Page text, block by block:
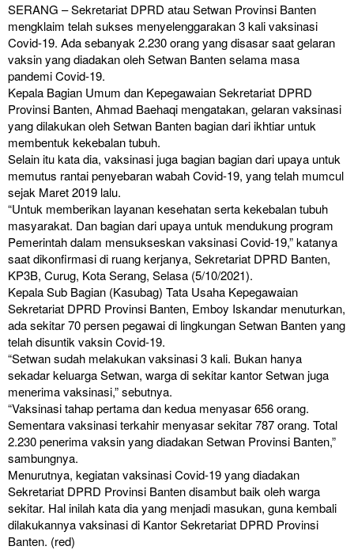
SERANG – Sekretariat DPRD atau Setwan Provinsi Banten
mengklaim telah sukses menyelenggarakan 3 kali vaksinasi
Covid-19. Ada sebanyak 2.230 orang yang disasar saat gelaran
vaksin yang diadakan oleh Setwan Banten selama masa
pandemi Covid-19.
Kepala Bagian Umum dan Kepegawaian Sekretariat DPRD
Provinsi Banten, Ahmad Baehaqi mengatakan, gelaran vaksinasi
yang dilakukan oleh Setwan Banten bagian dari ikhtiar untuk
membentuk kekebalan tubuh.
Selain itu kata dia, vaksinasi juga bagian bagian dari upaya untuk
memutus rantai penyebaran wabah Covid-19, yang telah mumcul
sejak Maret 2019 lalu.
“Untuk memberikan layanan kesehatan serta kekebalan tubuh
masyarakat. Dan bagian dari upaya untuk mendukung program
Pemerintah dalam mensukseskan vaksinasi Covid-19,” katanya
saat dikonfirmasi di ruang kerjanya, Sekretariat DPRD Banten,
KP3B, Curug, Kota Serang, Selasa (5/10/2021).
Kepala Sub Bagian (Kasubag) Tata Usaha Kepegawaian
Sekretariat DPRD Provinsi Banten, Emboy Iskandar menuturkan,
ada sekitar 70 persen pegawai di lingkungan Setwan Banten yang
telah disuntik vaksin Covid-19.
“Setwan sudah melakukan vaksinasi 3 kali. Bukan hanya
sekadar keluarga Setwan, warga di sekitar kantor Setwan juga
menerima vaksinasi,” sebutnya.
“Vaksinasi tahap pertama dan kedua menyasar 656 orang.
Sementara vaksinasi terkahir menyasar sekitar 787 orang. Total
2.230 penerima vaksin yang diadakan Setwan Provinsi Banten,”
sambungnya.
Menurutnya, kegiatan vaksinasi Covid-19 yang diadakan
Sekretariat DPRD Provinsi Banten disambut baik oleh warga
sekitar. Hal inilah kata dia yang menjadi masukan, guna kembali
dilakukannya vaksinasi di Kantor Sekretariat DPRD Provinsi
Banten. (red)